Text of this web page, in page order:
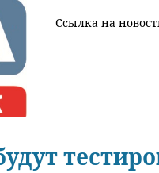
Ссылка на